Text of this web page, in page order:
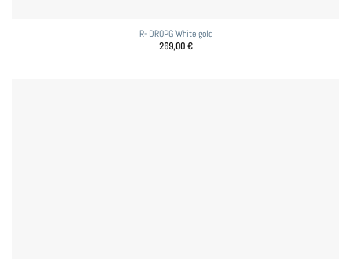
R- DROPG White gold
269,00€